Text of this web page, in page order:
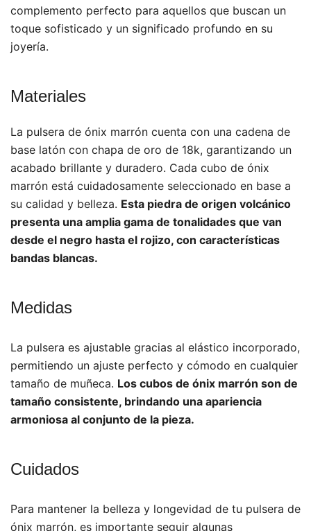
complemento perfecto para aquellos que buscan un
toque sofisticado y un significado profundo en su
joyería.
Materiales
La pulsera de ónix marrón cuenta con una cadena de
base latón con chapa de oro de 18k, garantizando un
acabado brillante y duradero. Cada cubo de ónix
marrón está cuidadosamente seleccionado en base a
su calidad y belleza. Esta piedra de origen volcánico
presenta una amplia gama de tonalidades que van
desde el negro hasta el rojizo, con características
bandas blancas.
Medidas
La pulsera es ajustable gracias al elástico incorporado,
permitiendo un ajuste perfecto y cómodo en cualquier
tamaño de muñeca. Los cubos de ónix marrón son de
tamaño consistente, brindando una apariencia
armoniosa al conjunto de la pieza.
Cuidados
Para mantener la belleza y longevidad de tu pulsera de
ónix marrón, es importante seguir algunas